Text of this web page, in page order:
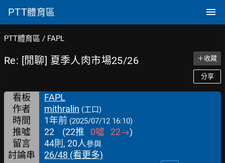
PTT體育區
PTT體育區 / FAPL
Re: [閒聊] 夏季人肉市場25/26 ＋收藏
分享
看板
FAPL
作者
mithralin (工口)
時間 1年前 (2025/07/12 16:10)
推噓 22 (22推 0噓 22→)
留言
44則, 20人參與
討論串 26/48 (看更多)